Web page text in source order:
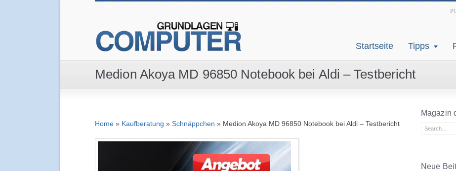
Startseite Tipps
Medion Akoya MD 96850 Notebook bei Aldi – Testbericht
Home » Kaufberatung » Schnäppchen » Medion Akoya MD 96850 Notebook bei Aldi – Testbericht
Magazin
Neue